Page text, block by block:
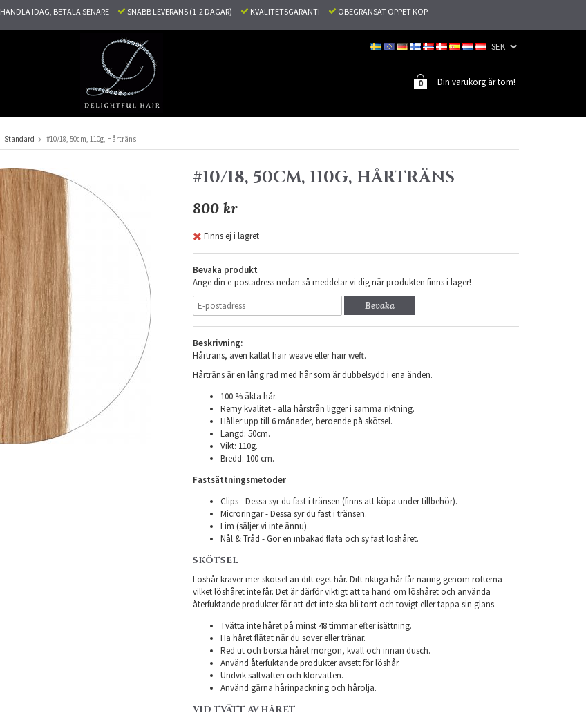
HANDLA IDAG, BETALA SENARE SNABB LEVERANS (1-2 DAGAR) KVALITETSGARANTI OBEGRÄNSAT ÖPPET KÖP
Din varukorg är tom!
0
Standard #10/18, 50cm, 110g, Hårträns
#10/18, 50CM, 110G, HÅRTRÄNS
800 kr
Finns ej i lagret
Bevaka produkt
Ange din e-postadress nedan så meddelar vi dig när produkten finns i lager!
Bevaka
Beskrivning:
Hårträns, även kallat hair weave eller hair weft.
Hårträns är en lång rad med hår som är dubbelsydd i ena änden.
100 % äkta hår.
Remy kvalitet - alla hårstrån ligger i samma riktning.
Håller upp till 6 månader, beroende på skötsel.
Längd: 50cm.
Vikt: 110g.
Bredd: 100 cm.
Fastsättningsmetoder
Clips - Dessa syr du fast i tränsen (finns att köpa under tillbehör).
Microringar - Dessa syr du fast i tränsen.
Lim (säljer vi inte ännu).
Nål & Tråd - Gör en inbakad fläta och sy fast löshåret.
SKÖTSEL
Löshår kräver mer skötsel än ditt eget hår. Ditt riktiga hår får näring genom rötterna
vilket löshåret inte får. Det är därför viktigt att ta hand om löshåret och använda
återfuktande produkter för att det inte ska bli torrt och tovigt eller tappa sin glans.
Tvätta inte håret på minst 48 timmar efter isättning.
Ha håret flätat när du sover eller tränar.
Red ut och borsta håret morgon, kväll och innan dusch.
Använd återfuktande produkter avsett för löshår.
Undvik saltvatten och klorvatten.
Använd gärna hårinpackning och hårolja.
VID TVÄTT AV HÅRET